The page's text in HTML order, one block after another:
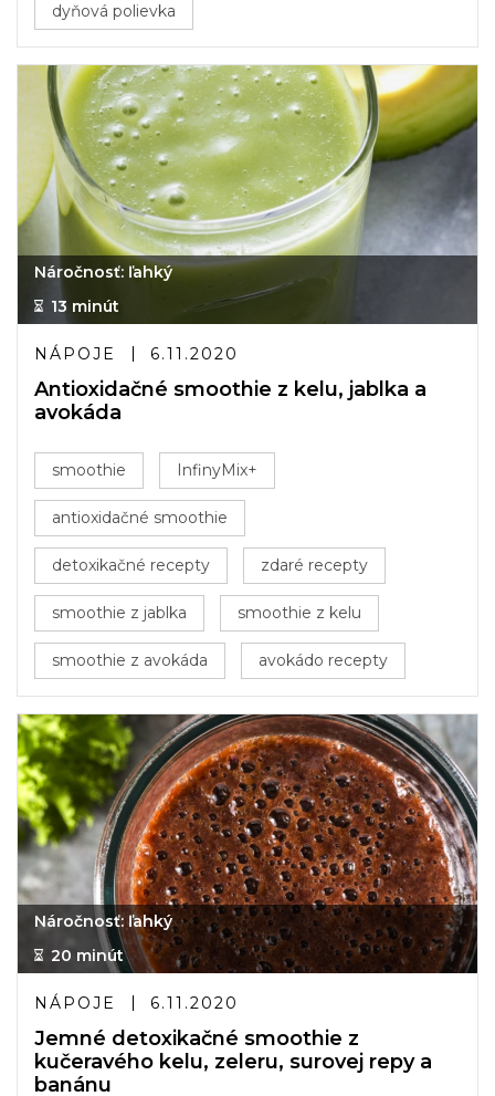
dyňová polievka
Náročnosť: ľahký
13 minút
NÁPOJE 6.11.2020
Antioxidačné smoothie z kelu, jablka a
avokáda
smoothie InfinyMix+
antioxidačné smoothie
detoxikačné recepty zdaré recepty
smoothie z jablka smoothie z kelu
smoothie z avokáda avokádo recepty
Náročnosť: ľahký
20 minút
NÁPOJE 6.11.2020
Jemné detoxikačné smoothie z
kučeravého kelu, zeleru, surovej repy a
banánu